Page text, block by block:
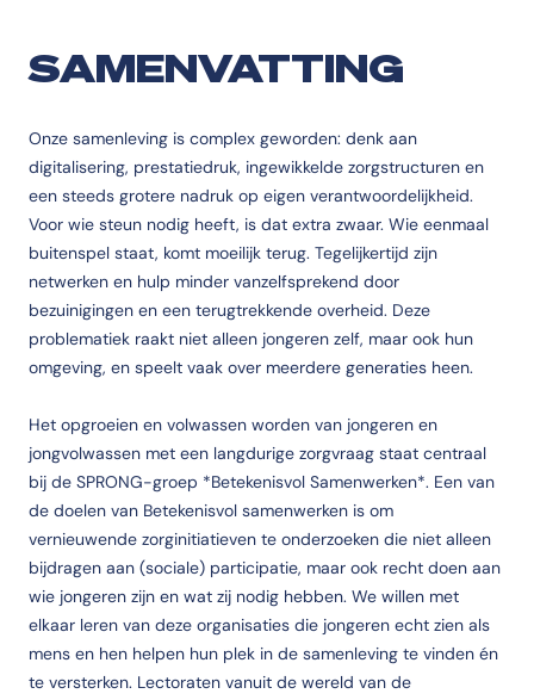
SAMENVATTING
Onze samenleving is complex geworden: denk aan
digitalisering, prestatiedruk, ingewikkelde zorgstructuren en
een steeds grotere nadruk op eigen verantwoordelijkheid.
Voor wie steun nodig heeft, is dat extra zwaar. Wie eenmaal
buitenspel staat, komt moeilijk terug. Tegelijkertijd zijn
netwerken en hulp minder vanzelfsprekend door
bezuinigingen en een terugtrekkende overheid. Deze
problematiek raakt niet alleen jongeren zelf, maar ook hun
omgeving, en speelt vaak over meerdere generaties heen.
Het opgroeien en volwassen worden van jongeren en
jongvolwassen met een langdurige zorgvraag staat centraal
bij de SPRONG-groep *Betekenisvol Samenwerken*. Een van
de doelen van Betekenisvol samenwerken is om
vernieuwende zorginitiatieven te onderzoeken die niet alleen
bijdragen aan (sociale) participatie, maar ook recht doen aan
wie jongeren zijn en wat zij nodig hebben. We willen met
elkaar leren van deze organisaties die jongeren echt zien als
mens en hen helpen hun plek in de samenleving te vinden én
te versterken. Lectoraten vanuit de wereld van de